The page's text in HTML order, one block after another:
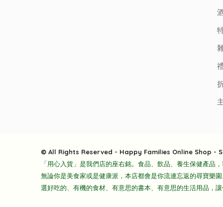
© All Rights Reserved - Happy Families Online Shop -
「用心入貨」是我們店的座右銘。食品、飲品、養生保健產
無論你是美食家或是健康派，本店都會是你流連忘返的尋寶樂
選好吃的、有機的食材、有意思的書本、有意思的生活用品，